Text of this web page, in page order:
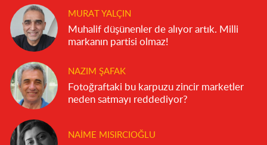
MURAT YALÇIN
Muhalif düşünenler de alıyor artık. Milli
markanın partisi olmaz!
NAZIM ŞAFAK
Fotoğraftaki bu karpuzu zincir marketler
neden satmayı reddediyor?
NAIME MISIRCIOĞLU